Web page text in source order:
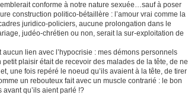
conforme à notre nature sexuée…sauf à poser
construction politico-bétaillère : l’amour vrai comme la
juridico-policiers, aucune prolongation dans le
judéo-chrétien ou non, serait la sur-exploitation de
aucun lien avec l’hypocrisie : mes démons personnels
petit plaisir était de recevoir des malades de la tête, de ne
une fois repéré le noeud qu’ils avaient à la tête, de tirer
un rebouteux fait avec un muscle contrarié : le bon
qu’ils aient parlé !?